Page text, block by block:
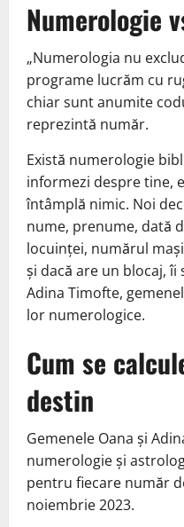
Numerologie
„Numerologia nu
programe lucrăm cu
chiar sunt anumite
reprezintă număr.
Există numerologie
informezi despre tine,
întâmplă nimic. Noi
nume, prenume, dată
locuinței, numărul
și dacă are un blocaj, îi
Adina Timofte,
lor numerologice.
Cum se
destin
Gemenele Oana și
numerologie și
pentru fiecare număr
noiembrie 2023.